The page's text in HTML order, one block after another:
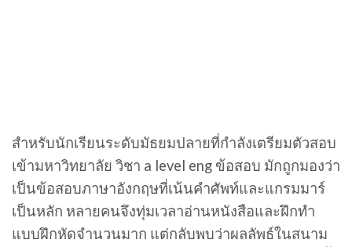
สำหรับนักเรียนระดับมัธยมปลายที่กำลังเตรียมตัวสอบ
เข้ามหาวิทยาลัย วิชา a level eng ข้อสอบ มักถูกมองว่า
เป็นข้อสอบภาษาอังกฤษที่เน้นคำศัพท์และแกรมมาร์
เป็นหลัก หลายคนจึงทุ่มเวลาอ่านหนังสือและฝึกทำ
แบบฝึกหัดจำนวนมาก แต่กลับพบว่าผลลัพธ์ในสนาม